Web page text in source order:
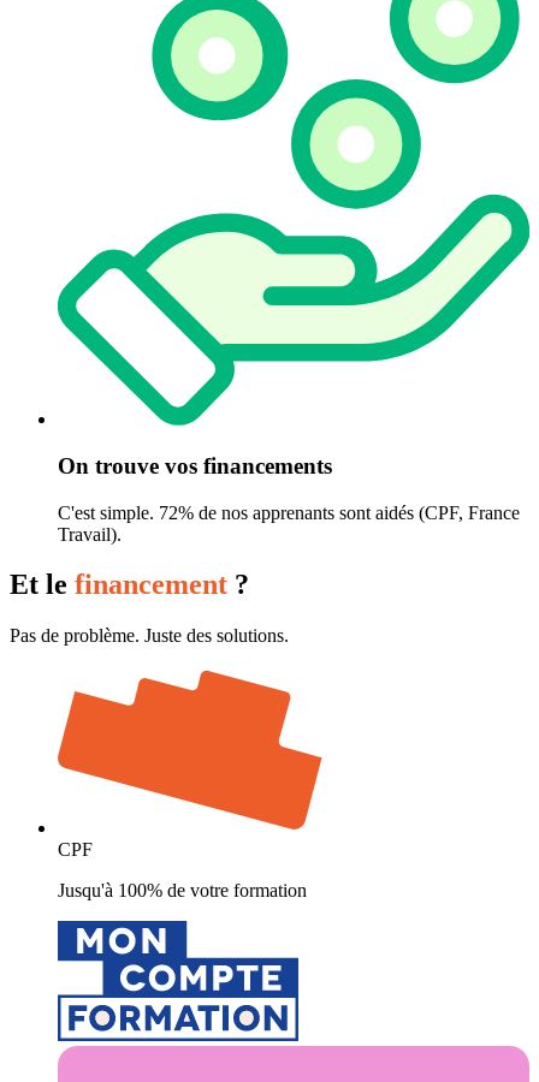
On trouve vos financements
C'est simple. 72% de nos apprenants sont aidés (CPF, France
Travail).
Et le financement ?
Pas de problème. Juste des solutions.
CPF
Jusqu'à 100% de votre formation